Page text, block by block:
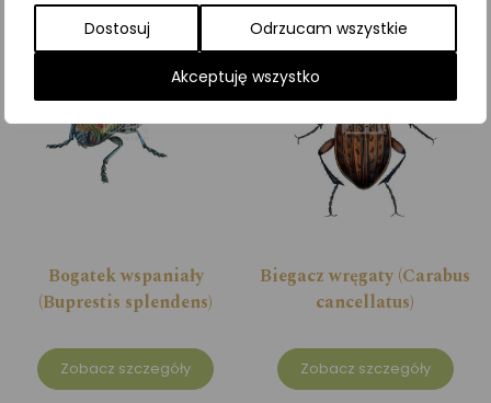
Dostosuj Odrzucam wszystkie
Akceptuję wszystko
Bogatek wspaniały
(Buprestis splendens)
Zobacz szczegóły
Biegacz wręgaty (Carabus
cancellatus)
Zobacz szczegóły